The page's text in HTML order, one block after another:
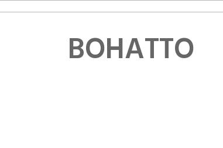
BOHATTO